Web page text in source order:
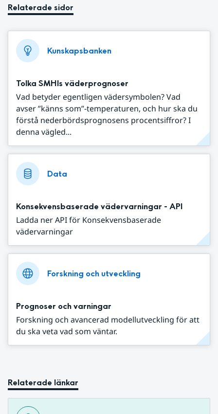
Relaterade sidor
Kunskapsbanken
Tolka SMHIs väderprognoser
Vad betyder egentligen vädersymbolen? Vad
avser ”känns som”-temperaturen, och hur ska du
förstå nederbördsprognosens procentsiffror? I
denna vägled...
Data
Konsekvensbaserade vädervarningar - API
Ladda ner API för Konsekvensbaserade
vädervarningar
Forskning och utveckling
Prognoser och varningar
Forskning och avancerad modellutveckling för att
du ska veta vad som väntar.
Relaterade länkar